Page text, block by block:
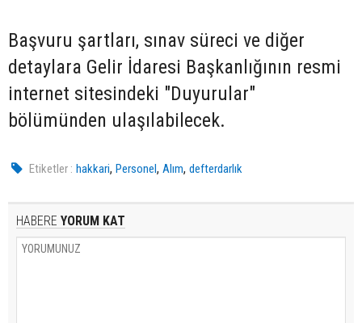
Başvuru şartları, sınav süreci ve diğer
detaylara Gelir İdaresi Başkanlığının resmi
internet sitesindeki "Duyurular"
bölümünden ulaşılabilecek.
Etiketler : hakkari,Personel,Alım,defterdarlık
HABERE YORUM KAT